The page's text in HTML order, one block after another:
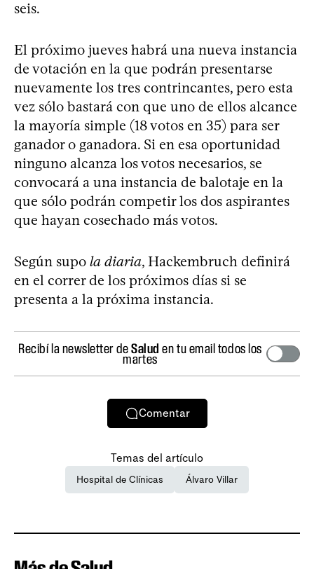
seis.
El próximo jueves habrá una nueva instancia
de votación en la que podrán presentarse
nuevamente los tres contrincantes, pero esta
vez sólo bastará con que uno de ellos alcance
la mayoría simple (18 votos en 35) para ser
ganador o ganadora. Si en esa oportunidad
ninguno alcanza los votos necesarios, se
convocará a una instancia de balotaje en la
que sólo podrán competir los dos aspirantes
que hayan cosechado más votos.
Según supo la diaria, Hackembruch definirá
en el correr de los próximos días si se
presenta a la próxima instancia.
Recibí la newsletter deSalud en tu email todos los
martes
Comentar
Temas del artículo
Hospital de Clínicas Álvaro Villar